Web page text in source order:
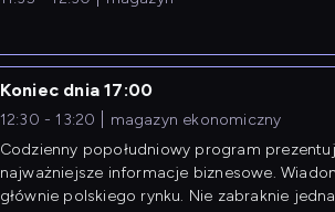
Koniec dnia 17:00
12:30 - 13:20
magazyn ekonomiczny
Codzienny popołudniowy program
najważniejsze informacje biznesowe.
głównie polskiego rynku. Nie zabraknie